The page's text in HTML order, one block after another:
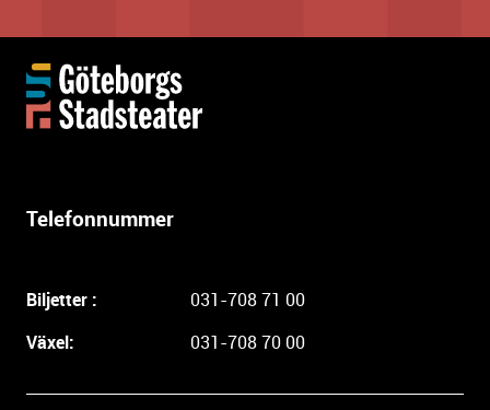
Telefonnummer
Biljetter :
031-708 71 00
Växel:
031-708 70 00